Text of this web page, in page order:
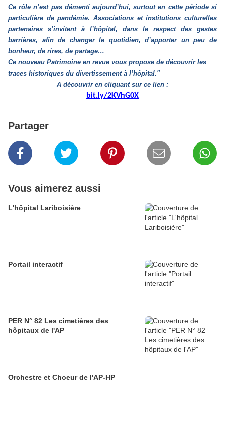
Ce rôle n’est pas démenti aujourd’hui, surtout en cette période si
particulière de pandémie. Associations et institutions culturelles
partenaires s’invitent à l’hôpital, dans le respect des gestes
barrières, afin de changer le quotidien, d’apporter un peu de
bonheur, de rires, de partage…
Ce nouveau Patrimoine en revue vous propose de découvrir les
traces historiques du divertissement à l’hôpital."
A découvrir en cliquant sur ce lien :
bit.ly/2KVhG0X
Partager
Vous aimerez aussi
L'hôpital Lariboisière
Portail interactif
PER N° 82 Les cimetières des
hôpitaux de l'AP
Orchestre et Choeur de l'AP-HP